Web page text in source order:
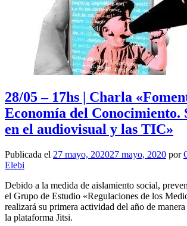
28/05 – 17hs | Charla
Economía del Conocimiento.
en el audiovisual y las TIC»
Publicada el 27 mayo, 202027 mayo, 2020 por
Elebi
Debido a la medida de aislamiento social,
el Grupo de Estudio «Regulaciones de los
realizará su primera actividad del año de
la plataforma Jitsi.